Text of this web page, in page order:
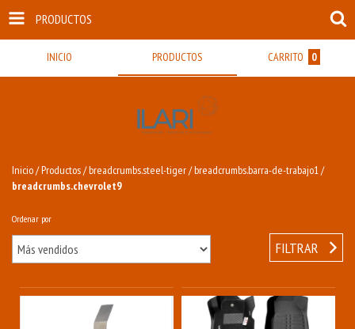
PRODUCTOS
INICIO PRODUCTOS CARRITO 0
Inicio/Productos/breadcrumbs.steel-tiger/breadcrumbs.barra-de-trabajo1/
breadcrumbs.chevrolet9
Ordenar por
FILTRAR